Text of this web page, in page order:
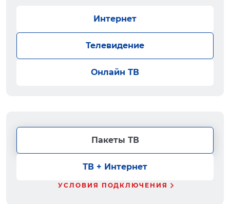
Интернет
Телевидение
Онлайн ТВ
Пакеты ТВ
ТВ + Интернет
УСЛОВИЯ ПОДКЛЮЧЕНИЯ